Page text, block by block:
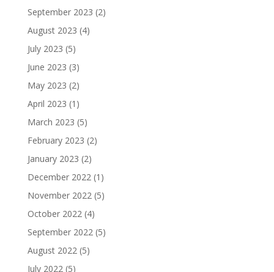
September 2023 (2)
August 2023 (4)
July 2023 (5)
June 2023 (3)
May 2023 (2)
April 2023 (1)
March 2023 (5)
February 2023 (2)
January 2023 (2)
December 2022 (1)
November 2022 (5)
October 2022 (4)
September 2022 (5)
August 2022 (5)
July 2022 (5)